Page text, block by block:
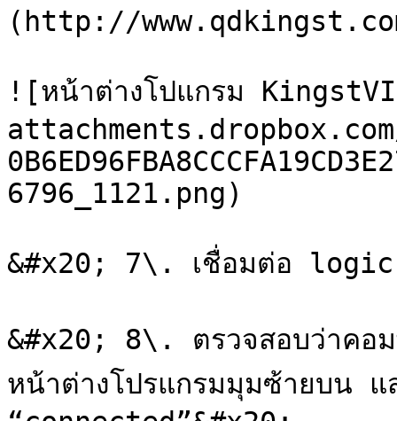
(http://
![หน้าต่างโปแกรม
attachments.dropbox.com/
6796_1121.png)
&#x20; 7\. เชื่อมต่อ logic
&#x20; 8\. ตรวจสอบว่าคอม
หน้าต่างโปรแกรมมุมซ้ายบน แ